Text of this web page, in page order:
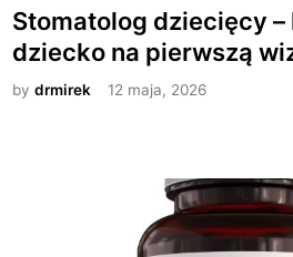
o
t
e
Stomatolog dziecięcy
dziecko na pierwszą
bydrmirek 12 maja, 2026